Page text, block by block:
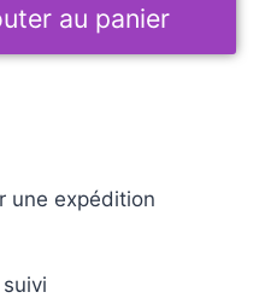
au panier
une expédition